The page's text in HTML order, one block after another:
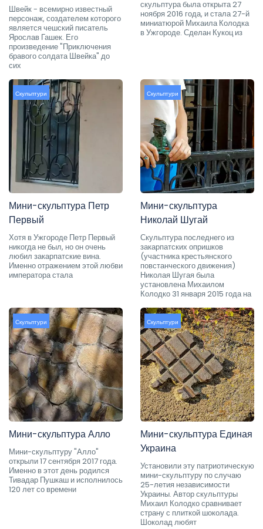
Швейк - всемирно известный
персонаж, создателем которого
является чешский писатель
Ярослав Гашек. Его
произведение "Приключения
бравого солдата Швейка" до
сих
скульптура была открыта 27
ноября 2016 года, и стала 27-й
миниатюрой Михаила Колодка
в Ужгороде. Сделан Кукоц из
Скульптури
Мини-скульптура Петр
Первый
Хотя в Ужгороде Петр Первый
никогда не был, но он очень
любил закарпатские вина.
Именно отражением этой любви
императора стала
Скульптури
Мини-скульптура
Николай Шугай
Скульптура последнего из
закарпатских опришков
(участника крестьянского
повстанческого движения)
Николая Шугая была
установлена Михаилом
Колодко 31 января 2015 года на
Скульптури
Мини-скульптура Алло
Мини-скульптуру "Алло"
открыли 17 сентября 2017 года.
Именно в этот день родился
Тивадар Пушкаш и исполнилось
120 лет со времени
Скульптури
Мини-скульптура Единая
Украина
Установили эту патриотическую
мини-скульптуру по случаю
25-летия независимости
Украины. Автор скульптуры
Михаил Колодко сравнивает
страну с плиткой шоколада.
Шоколад любят